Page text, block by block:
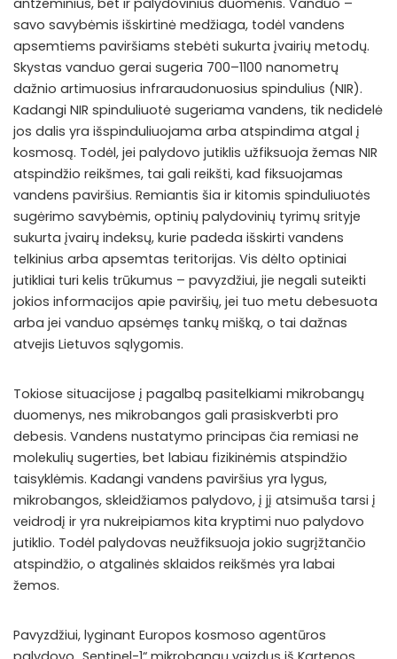
antžeminius, bet ir palydovinius duomenis. Vanduo –
savo savybėmis išskirtinė medžiaga, todėl vandens
apsemtiems paviršiams stebėti sukurta įvairių metodų.
Skystas vanduo gerai sugeria 700–1100 nanometrų
dažnio artimuosius infraraudonuosius spindulius (NIR).
Kadangi NIR spinduliuotė sugeriama vandens, tik nedidelė
jos dalis yra išspinduliuojama arba atspindima atgal į
kosmosą. Todėl, jei palydovo jutiklis užfiksuoja žemas NIR
atspindžio reikšmes, tai gali reikšti, kad fiksuojamas
vandens paviršius. Remiantis šia ir kitomis spinduliuotės
sugėrimo savybėmis, optinių palydovinių tyrimų srityje
sukurta įvairų indeksų, kurie padeda išskirti vandens
telkinius arba apsemtas teritorijas. Vis dėlto optiniai
jutikliai turi kelis trūkumus – pavyzdžiui, jie negali suteikti
jokios informacijos apie paviršių, jei tuo metu debesuota
arba jei vanduo apsėmęs tankų mišką, o tai dažnas
atvejis Lietuvos sąlygomis.
Tokiose situacijose į pagalbą pasitelkiami mikrobangų
duomenys, nes mikrobangos gali prasiskverbti pro
debesis. Vandens nustatymo principas čia remiasi ne
molekulių sugerties, bet labiau fizikinėmis atspindžio
taisyklėmis. Kadangi vandens paviršius yra lygus,
mikrobangos, skleidžiamos palydovo, į jį atsimuša tarsi į
veidrodį ir yra nukreipiamos kita kryptimi nuo palydovo
jutiklio. Todėl palydovas neužfiksuoja jokio sugrįžtančio
atspindžio, o atgalinės sklaidos reikšmės yra labai
žemos.
Pavyzdžiui, lyginant Europos kosmoso agentūros